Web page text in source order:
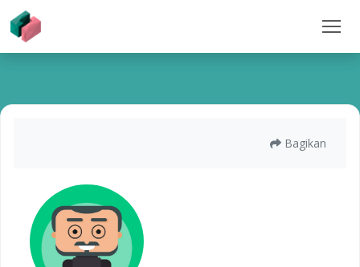
Bagikan